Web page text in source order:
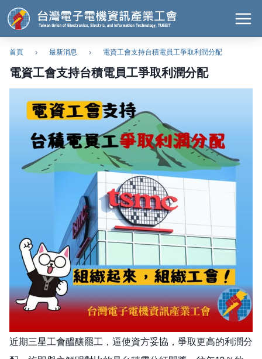
首頁 最新消息 電資工會支持台積電員工爭取利潤分配
電資工會支持台積電員工爭取利潤分配
近期三星工會醞釀罷工，逼使資方妥協，爭取更高的利潤分